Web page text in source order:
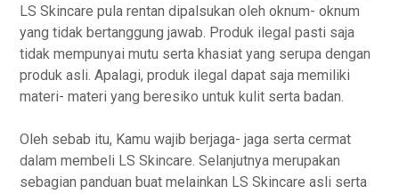
LS Skincare pula rentan dipalsukan oleh oknum- oknum
yang tidak bertanggung jawab. Produk ilegal pasti saja
tidak mempunyai mutu serta khasiat yang serupa dengan
produk asli. Apalagi, produk ilegal dapat saja memiliki
materi- materi yang beresiko untuk kulit serta badan.
Oleh sebab itu, Kamu wajib berjaga- jaga serta cermat
dalam membeli LS Skincare. Selanjutnya merupakan
sebagian panduan buat melainkan LS Skincare asli serta